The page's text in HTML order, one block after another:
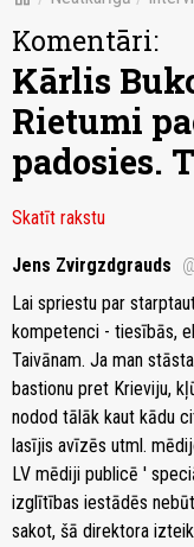
Komentāri:
Kārlis
Rietumi
padosies.
Skatīt rakstu
Jens Zvirgzdgrauds
Lai spriestu par
kompetenci - tiesībās,
Taivānam. Ja man
bastionu pret Krieviju,
nodod tālāk kaut kādu
lasījis avīzēs utml.
LV mēdiji publicē '
izglītības iestādēs
sakot, šā direktora